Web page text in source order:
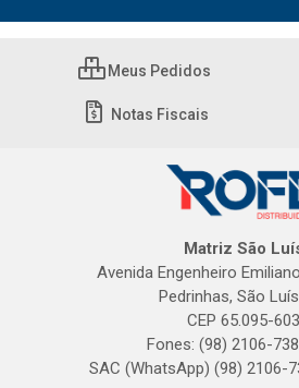
Meus Pedidos
Notas Fiscais
Matriz São
Avenida Engenheiro
Pedrinhas, São
CEP 65.095-603
Fones: (98) 2106-
SAC (WhatsApp) (98) 2106-